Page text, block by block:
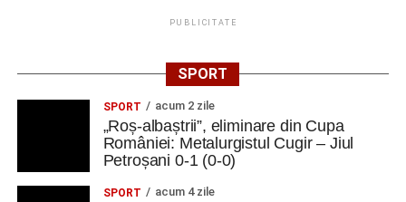
PUBLICITATE
SPORT
SPORT acum 2 zile
„Roș-albaștrii”, eliminare din Cupa
României: Metalurgistul Cugir – Jiul
Petroșani 0-1 (0-0)
SPORT acum 4 zile